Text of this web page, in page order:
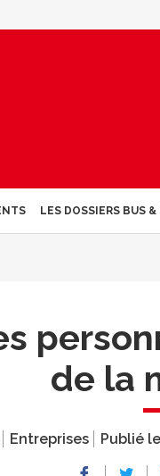
LES DOSSIERS BUS &
de la
Entreprises Publié